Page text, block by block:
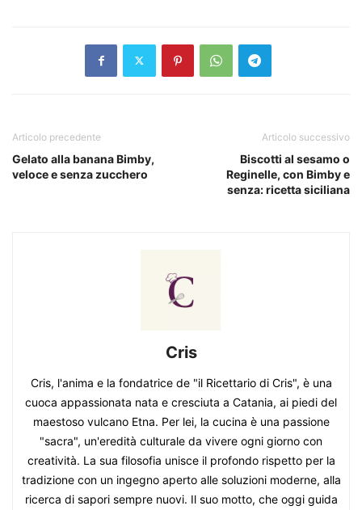
Articolo precedente
Gelato alla banana Bimby,
veloce e senza zucchero
Articolo successivo
Biscotti al sesamo o
Reginelle, con Bimby e
senza: ricetta siciliana
Cris
Cris, l'anima e la fondatrice de "il Ricettario di Cris", è una
cuoca appassionata nata e cresciuta a Catania, ai piedi del
maestoso vulcano Etna. Per lei, la cucina è una passione
"sacra", un'eredità culturale da vivere ogni giorno con
creatività. La sua filosofia unisce il profondo rispetto per la
tradizione con un ingegno aperto alle soluzioni moderne, alla
ricerca di sapori sempre nuovi. Il suo motto, che oggi guida